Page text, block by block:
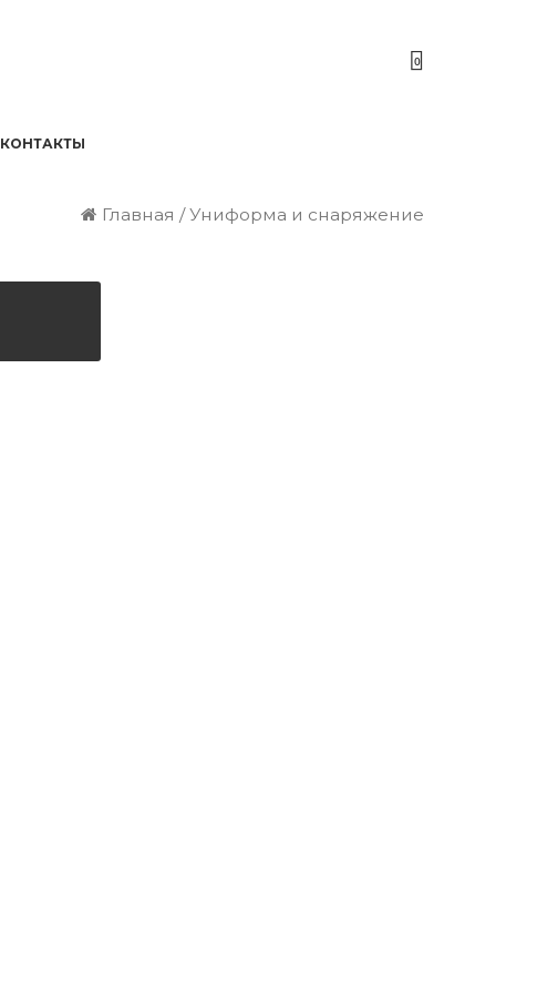
0
КОНТАКТЫ
Главная / Униформа и снаряжение